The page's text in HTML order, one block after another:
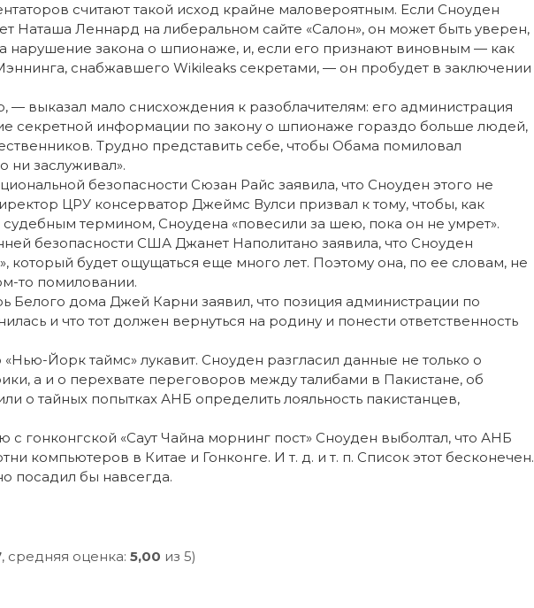
считают такой исход крайне маловероятным. Если Сноуден
Наташа Леннард на либеральном сайте «Салон», он может быть уверен,
нарушение закона о шпионаже, и, если его признают виновным — как
снабжавшего Wikileaks секретами, — он пробудет в заключении
— выказал мало снисхождения к разоблачителям: его администрация
секретной информации по закону о шпионаже гораздо больше людей,
Трудно представить себе, чтобы Обама помиловал
ни заслуживал».
безопасности Сюзан Райс заявила, что Сноуден этого не
ЦРУ консерватор Джеймс Вулси призвал к тому, чтобы, как
термином, Сноудена «повесили за шею, пока он не умрет».
безопасности США Джанет Наполитано заявила, что Сноуден
который будет ощущаться еще много лет. Поэтому она, по ее словам, не
то помиловании.
Белого дома Джей Карни заявил, что позиция администрации по
и что тот должен вернуться на родину и понести ответственность
Йорк таймс» лукавит. Сноуден разгласил данные не только о
а и о перехвате переговоров между талибами в Пакистане, об
о тайных попытках АНБ определить лояльность пакистанцев,
гонконгской «Саут Чайна морнинг пост» Сноуден выболтал, что АНБ
компьютеров в Китае и Гонконге. И т. д. и т. п. Список этот бесконечен.
посадил бы навсегда.
, средняя оценка: 5,00 из 5)